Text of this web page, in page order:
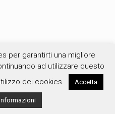
per garantirti una migliore
ad utilizzare questo
dei cookies.
Accetta